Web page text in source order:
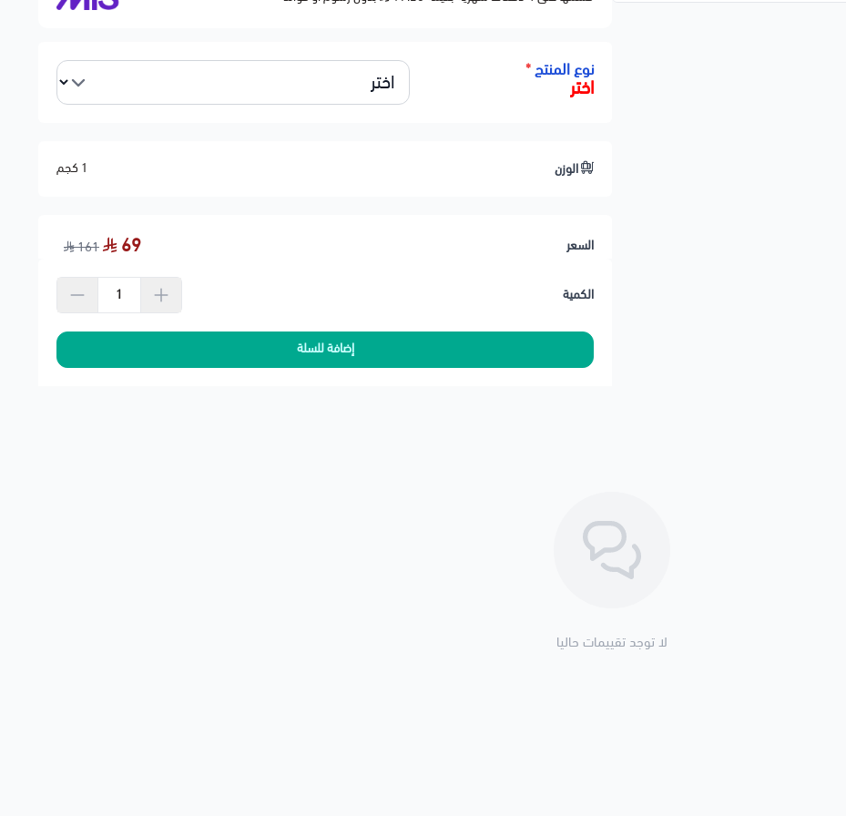
🧪 الخامة: مطاط صناعي عالي التحمل
🔧 التركيب: مباشر – بدون تعديل
📦 الكمية: متوفر (تُباع بالقطعة أو بالزوج)
✅ يُنصح بتغيير الجلدة عند ظهور أصوات "طقطقة" أو اهتزاز زائد في التعليق
نوع المنتج*
اختر
الوزن 1 كجم
السعر 69
161
الكمية
إضافة للسلة
لا توجد تقييمات حاليا